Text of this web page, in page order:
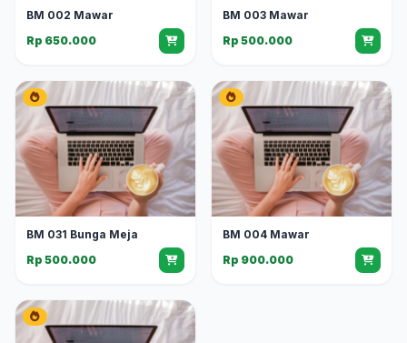
BM 002 Mawar
Rp 650.000
BM 003 Mawar
Rp 500.000
BM 031 Bunga Meja
Rp 500.000
BM 004 Mawar
Rp 900.000